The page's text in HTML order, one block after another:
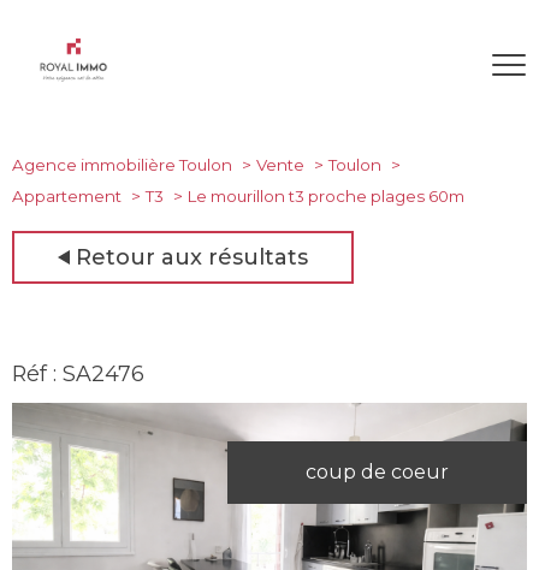
Agence immobilière Toulon Vente
Toulon
Appartement
T3 Le mourillon t3 proche plages 60m
Retour aux résultats
Réf : SA2476
coup de coeur